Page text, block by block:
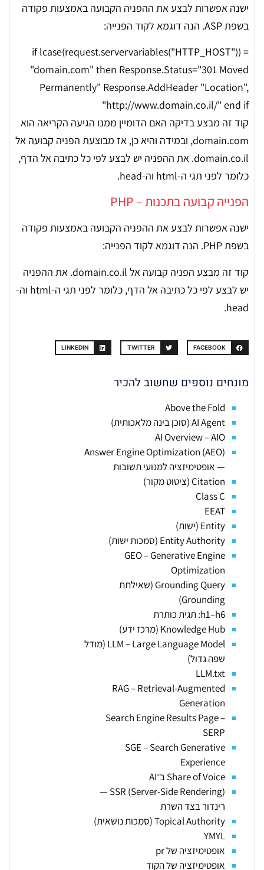
ישנה אפשרות לבצע את ההפניה הקבועה באמצעות פקודה
בשפת ASP. הנה דוגמא לקוד הפנייה:
if lcase(request.servervariables("HTTP_HOST")) =
"domain.com" then Response.Status="301 Moved
Permanently" Response.AddHeader "Location",
"http://www.domain.co.il/" end if
קוד זה מבצע בדיקה האם הדומיין ממנו הגיעה הקריאה הוא
domain.com, ובמידה והיא כן, אז מבוצעת הפניה קבועה אל
domain.co.il. את ההפניה יש לבצע לפי כל כתיבה אל הדף,
כלומר לפני תגי ה-html וה-head.
הפנייה קבועה בתכנות – PHP
ישנה אפשרות לבצע את ההפניה הקבועה באמצעות פקודה
בשפת PHP. הנה דוגמא לקוד הפנייה:
קוד זה מבצע הפניה קבועה אל domain.co.il. את ההפניה
יש לבצע לפי כל כתיבה אל הדף, כלומר לפני תגי ה-html וה-
head.
FACEBOOK
TWITTER
LINKEDIN
מונחים נוספים שחשוב להכיר
Above the Fold
AI Agent (סוכן בינה מלאכותית)
AI Overview – AIO
Answer Engine Optimization (AEO)
— אופטימיזציה למנועי תשובות
Citation (ציטוט מקור)
Class C
EEAT
Entity (ישות)
Entity Authority (סמכות ישות)
GEO – Generative Engine
Optimization
Grounding Query (שאילתת
Grounding)
h1–h6: תגית כותרת
Knowledge Hub (מרכז ידע)
LLM – Large Language Model (מודל
שפה גדול)
LLM.txt
RAG – Retrieval-Augmented
Generation
Search Engine Results Page –
SERP
SGE – Search Generative
Experience
Share of Voice ב־AI
SSR (Server-Side Rendering) —
רינדור בצד השרת
Topical Authority (סמכות נושאית)
YMYL
אופטימיזציה של pr
אופטימיזציה של הקוד